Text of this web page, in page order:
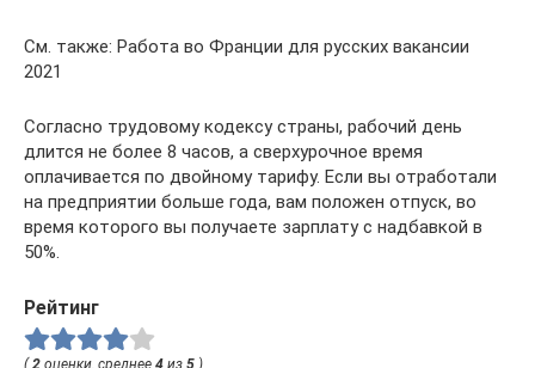
См. также: Работа во Франции для русских вакансии
2021
Согласно трудовому кодексу страны, рабочий день
длится не более 8 часов, а сверхурочное время
оплачивается по двойному тарифу. Если вы отработали
на предприятии больше года, вам положен отпуск, во
время которого вы получаете зарплату с надбавкой в
50%.
Рейтинг
(2 оценки, среднее 4 из 5 )